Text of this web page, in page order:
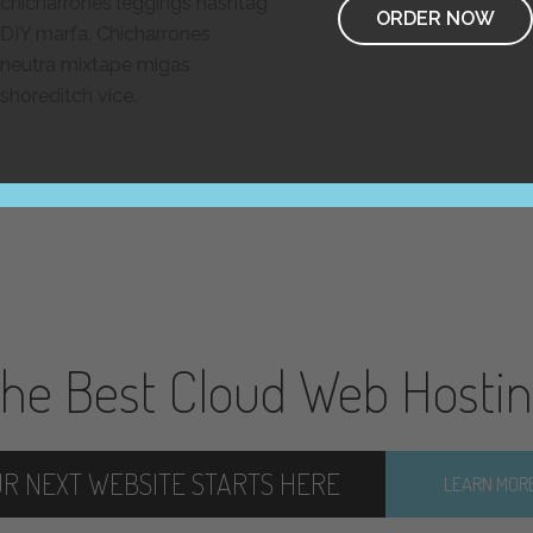
Best Cloud Web
NEXT WEBSITE STARTS HERE LEARN
ORDER NOW